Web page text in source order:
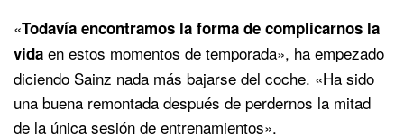
«Todavía encontramos la forma de complicarnos la
vida en estos momentos de temporada», ha empezado
diciendo Sainz nada más bajarse del coche. «Ha sido
una buena remontada después de perdernos la mitad
de la única sesión de entrenamientos».